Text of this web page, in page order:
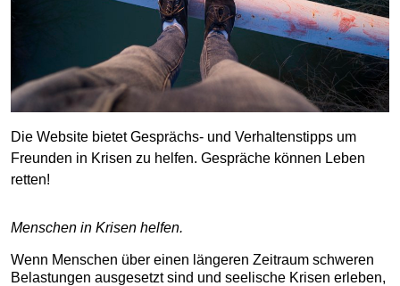
Die Website bietet Gesprächs- und Verhaltenstipps um
Freunden in Krisen zu helfen. Gespräche können Leben
retten!
Menschen in Krisen helfen.
Wenn Menschen über einen längeren Zeitraum schweren
Belastungen ausgesetzt sind und seelische Krisen erleben,